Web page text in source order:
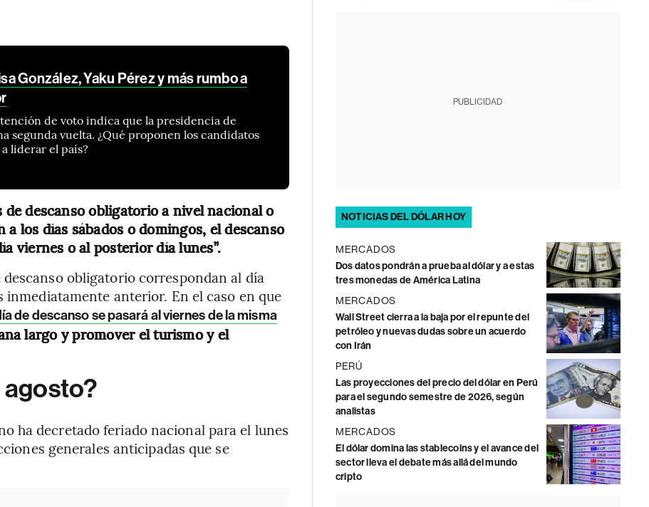
González, Yaku Pérez y más rumbo a
de voto indica que la presidencia de
segunda vuelta. ¿Qué proponen los candidatos
liderar el país?
de descanso obligatorio a nivel nacional o
los días sábados o domingos, el descanso
viernes o al posterior día lunes”.
obligatorio correspondan al día
inmediatamente anterior. En el caso en que
de descanso se pasará al viernes de la misma
largo y promover el turismo y el
agosto?
ha decretado feriado nacional para el lunes
generales anticipadas que se
PUBLICIDAD
NOTICIAS DEL DÓLAR HOY
MERCADOS
Dos datos pondrán a prueba al dólar y a estas
tres monedas de América Latina
MERCADOS
Wall Street cierra a la baja por el repunte del
petróleo y nuevas dudas sobre un acuerdo
con Irán
PERÚ
Las proyecciones del precio del dólar en Perú
para el segundo semestre de 2026, según
analistas
MERCADOS
El dólar domina las stablecoins y el avance del
sector lleva el debate más allá del mundo
cripto